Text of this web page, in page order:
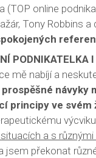
(TOP online
Tony Robbins a
PODNIKATELKA
mě nabíjí a
návyky
principy ve svém
a s
jsem překonat